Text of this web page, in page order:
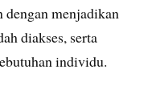
dengan menjadikan
diakses, serta
individu.